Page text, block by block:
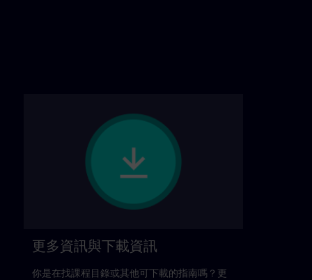
更多資訊與下載資訊
你是在找課程目錄或其他可下載的指南嗎？更